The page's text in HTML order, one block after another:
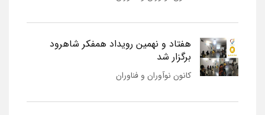
هفتاد و نهمین رویداد همفکر شاهرود
برگزار شد
کانون نوآوران و فناوران